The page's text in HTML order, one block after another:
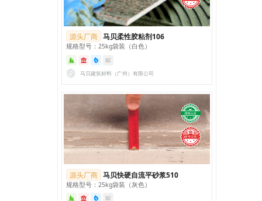
源头厂商 马贝柔性胶粘剂106
规格型号：25kg袋装（白色）
马贝建筑材料（广州）有限公司
源头厂商 马贝快硬自流平砂浆510
规格型号：25kg袋装（灰色）